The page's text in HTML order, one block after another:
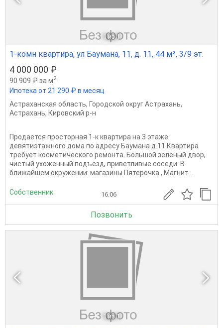
1 из 1
1-комн квартира, ул Баумана, 11, д. 11, 44 м², 3/9 эт.
4 000 000 ₽
90 909 ₽ за м2
Ипотека от 21 290 ₽ в месяц
Астраханская область, Городской округ Астрахань,
Астрахань, Кировский р-н
Продается просторная 1-к квартира на 3 этаже
девятиэтажного дома по адресу Баумана д.11 Квартира
требует косметического ремонта. Большой зеленый двор,
чистый ухоженный подъезд, приветливые соседи. В
ближайшем окружении: магазины Пятерочка , Магнит ...
Собственник 16.06
Позвонить
1 из 1